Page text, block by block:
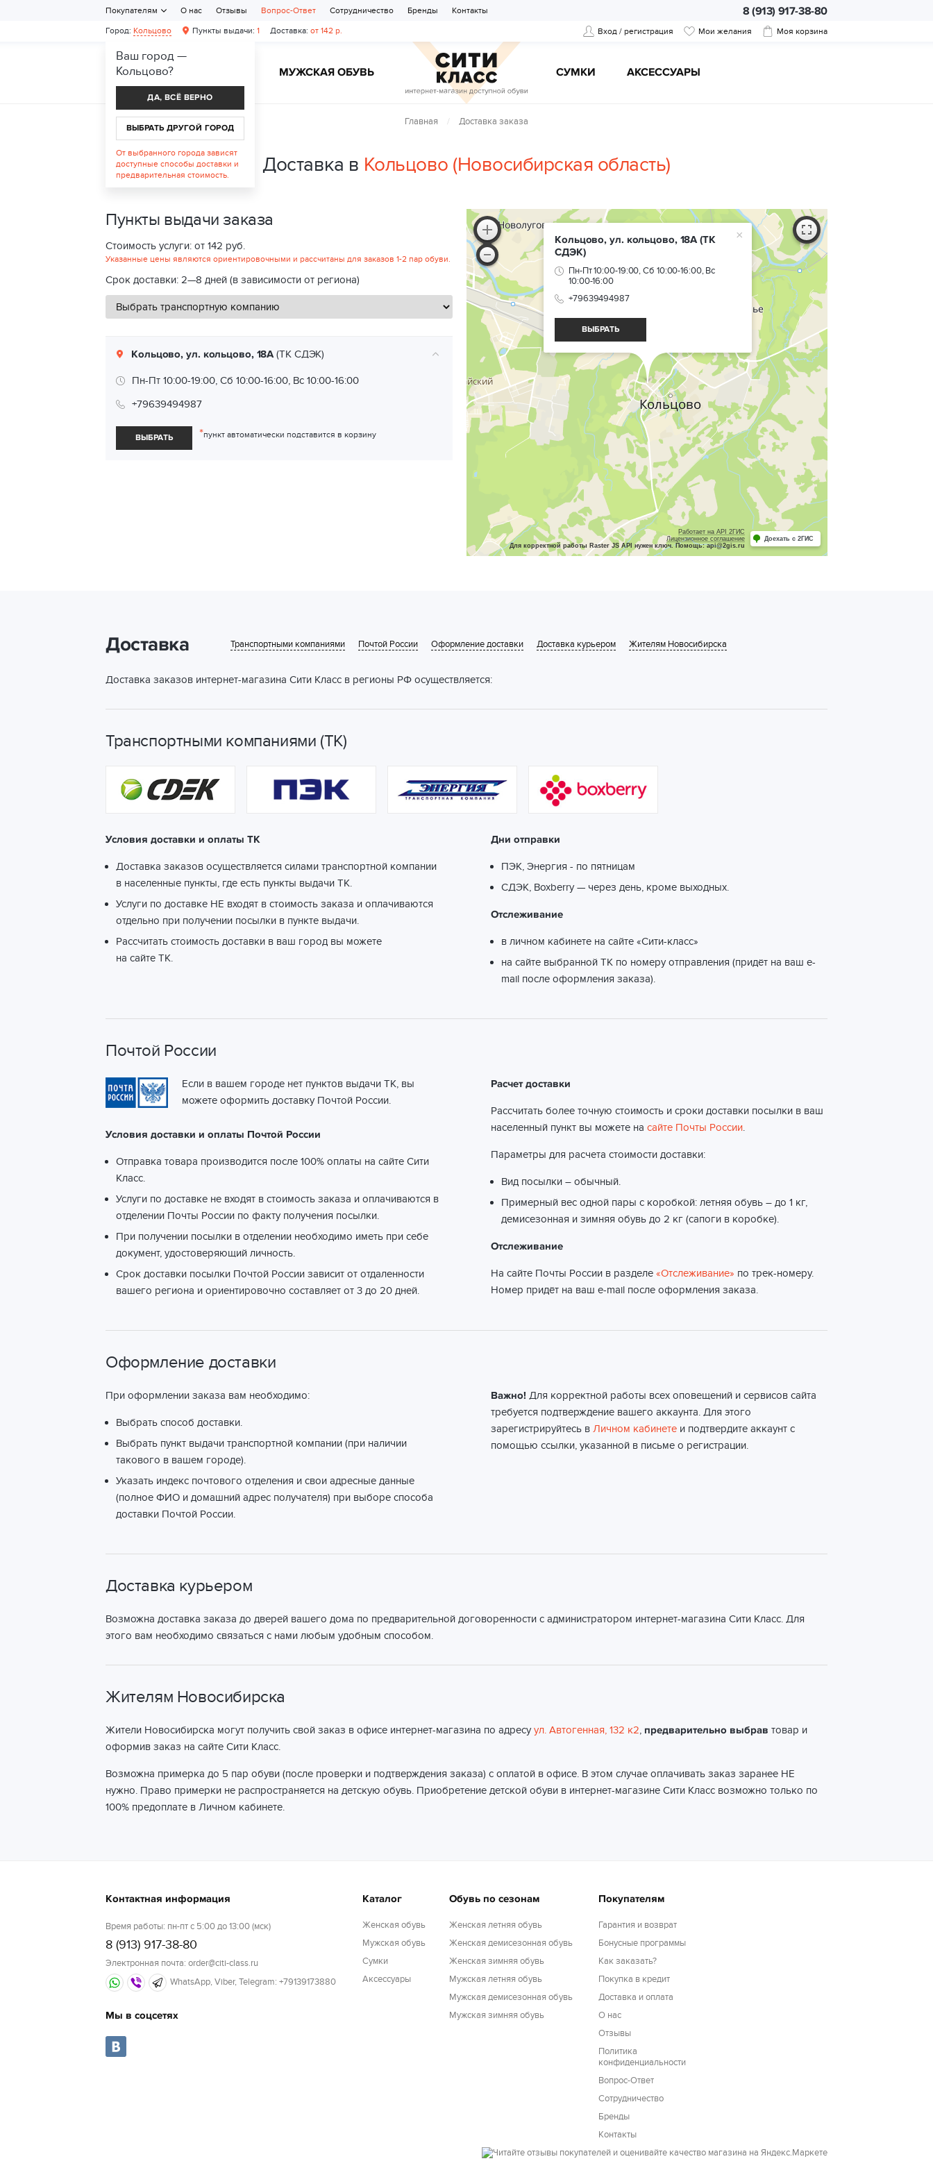
Вход / регистрация Мои желания Моя корзина
ЖЕНСКАЯ ОБУВЬ МУЖСКАЯ ОБУВЬ CУМКИ АКСЕССУАРЫ
Город: Кольцово Пункты выдачи: 1 Доставка: от 142 р.
8 (913) 917-38-80
Покупателям О нас Отзывы Вопрос-Ответ Сотрудничество Бренды Контакты
Главная Доставка заказа
Доставка в Кольцово (Новосибирская область)
Пункты выдачи заказа
Стоимость услуги: от 142 руб.
Указанные цены являются ориентировочными и рассчитаны для заказов 1-2 пар обуви.
Срок доставки: 2—8 дней (в зависимости от региона)
Кольцово, ул. кольцово, 18А(ТК СДЭК)
Пн-Пт 10:00-19:00, Сб 10:00-16:00, Вс 10:00-16:00
+79639494987
ВЫБРАТЬ *пункт автоматически подставится в корзину
×
Кольцово, ул. кольцово, 18А(ТК
СДЭК)
Пн-Пт 10:00-19:00, Сб 10:00-16:00, Вс
10:00-16:00
+79639494987
ВЫБРАТЬ
Работает на API 2ГИС
Лицензионное соглашение
Для корректной работы Raster JS API нужен ключ. Помощь: api@2gis.ru
Доехать с 2ГИС
Доставка Транспортными компаниями Почтой России Оформление доставки Доставка курьером Жителям Новосибирска
Доставка заказов интернет-магазина Сити Класс в регионы РФ осуществляется:
Транспортными компаниями (ТК)
Условия доставки и оплаты ТК
Доставка заказов осуществляется силами транспортной компании
в населенные пункты, где есть пункты выдачи ТК.
Услуги по доставке НЕ входят в стоимость заказа и оплачиваются
отдельно при получении посылки в пункте выдачи.
Рассчитать стоимость доставки в ваш город вы можете
на сайте ТК.
Дни отправки
ПЭК, Энергия - по пятницам
СДЭК, Boxberry — через день, кроме выходных.
Отслеживание
в личном кабинете на сайте «Сити-класс»
на сайте выбранной ТК по номеру отправления (придёт на ваш e-
mail после оформления заказа).
Почтой России
Если в вашем городе нет пунктов выдачи ТК, вы
можете оформить доставку Почтой России.
Условия доставки и оплаты Почтой России
Отправка товара производится после 100% оплаты на сайте Сити
Класс.
Услуги по доставке не входят в стоимость заказа и оплачиваются в
отделении Почты России по факту получения посылки.
При получении посылки в отделении необходимо иметь при себе
документ, удостоверяющий личность.
Срок доставки посылки Почтой России зависит от отдаленности
вашего региона и ориентировочно составляет от 3 до 20 дней.
Расчет доставки
Рассчитать более точную стоимость и сроки доставки посылки в ваш
населенный пункт вы можете на сайте Почты России
Параметры для расчета стоимости доставки:
Вид посылки – обычный.
Примерный вес одной пары с коробкой: летняя обувь – до 1 кг,
демисезонная и зимняя обувь до 2 кг (сапоги в коробке).
Отслеживание
На сайте Почты России в разделе «Отслеживание» по трек-номеру.
Номер придёт на ваш e-mail после оформления заказа.
Оформление доставки
При оформлении заказа вам необходимо:
Выбрать способ доставки.
Выбрать пункт выдачи транспортной компании (при наличии
такового в вашем городе).
Указать индекс почтового отделения и свои адресные данные
(полное ФИО и домашний адрес получателя) при выборе способа
доставки Почтой России.
Важно! Для корректной работы всех оповещений и сервисов сайта
требуется подтверждение вашего аккаунта. Для этого
зарегистрируйтесь в Личном кабинете и подтвердите аккаунт с
помощью ссылки, указанной в письме о регистрации.
Доставка курьером
Возможна доставка заказа до дверей вашего дома по предварительной договоренности с администратором интернет-магазина Сити Класс. Для
этого вам необходимо связаться с нами любым удобным способом.
Жителям Новосибирска
Жители Новосибирска могут получить свой заказ в офисе интернет-магазина по адресуул. Автогенная, 132 к2 предварительно выбрав товар и
оформив заказ на сайте Сити Класс.
Возможна примерка до 5 пар обуви (после проверки и подтверждения заказа) с оплатой в офисе. В этом случае оплачивать заказ заранее НЕ
нужно. Право примерки не распространяется на детскую обувь. Приобретение детской обуви в интернет-магазине Сити Класс возможно только по
100% предоплате в Личном кабинете.
Контактная информация
Время работы: пн-пт с 5:00 до 13:00 (мск)
8 (913) 917-38-80
Электронная почта: order@citi-class.ru
WhatsApp, Viber, Telegram: +79139173880
Мы в соцсетях
Каталог
Женская обувь
Мужская обувь
Cумки
Аксессуары
Обувь по сезонам
Женская летняя обувь
Женская демисезонная обувь
Женская зимняя обувь
Мужская летняя обувь
Мужская демисезонная обувь
Мужская зимняя обувь
Покупателям
Гарантия и возврат
Бонусные программы
Как заказать?
Покупка в кредит
Доставка и оплата
О нас
Отзывы
Политика
конфиденциальности
Вопрос-Ответ
Сотрудничество
Бренды
Контакты
Ваш город —
Кольцово?
ДА, ВСЁ ВЕРНО
ВЫБРАТЬ ДРУГОЙ ГОРОД
От выбранного города зависят
доступные способы доставки и
предварительная стоимость.